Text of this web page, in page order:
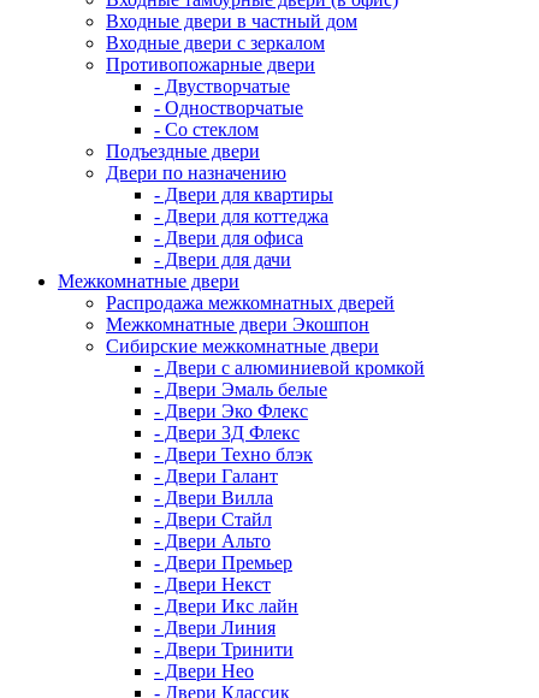
Входные двери в частный дом
Входные двери с зеркалом
Противопожарные двери
- Двустворчатые
- Одностворчатые
- Со стеклом
Подъездные двери
Двери по назначению
- Двери для квартиры
- Двери для коттеджа
- Двери для офиса
- Двери для дачи
Межкомнатные двери
Распродажа межкомнатных дверей
Межкомнатные двери Экошпон
Сибирские межкомнатные двери
- Двери с алюминиевой кромкой
- Двери Эмаль белые
- Двери Эко Флекс
- Двери 3Д Флекс
- Двери Техно блэк
- Двери Галант
- Двери Вилла
- Двери Стайл
- Двери Альто
- Двери Премьер
- Двери Некст
- Двери Икс лайн
- Двери Линия
- Двери Тринити
- Двери Нео
- Двери Классик